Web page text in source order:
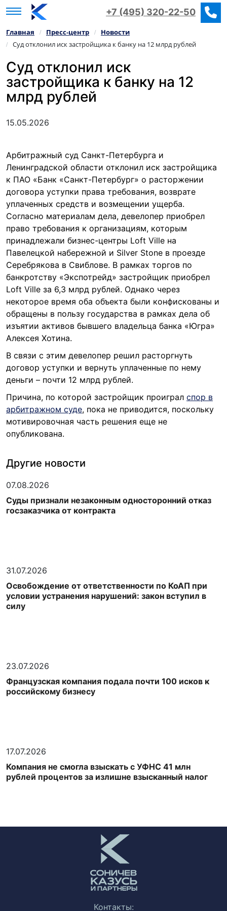
+7 (495) 320-22-50
Главная / Пресс‑центр / Новости
/ Суд отклонил иск застройщика к банку на 12 млрд рублей
Суд отклонил иск
застройщика к банку на 12
млрд рублей
15.05.2026
Арбитражный суд Санкт-Петербурга и
Ленинградской области отклонил иск застройщика
к ПАО «Банк «Санкт-Петербург» о расторжении
договора уступки права требования, возврате
уплаченных средств и возмещении ущерба.
Согласно материалам дела, девелопер приобрел
право требования к организациям, которым
принадлежали бизнес-центры Loft Ville на
Павелецкой набережной и Silver Stone в проезде
Серебрякова в Свиблове. В рамках торгов по
банкротству «Экспотрейд» застройщик приобрел
Loft Ville за 6,3 млрд рублей. Однако через
некоторое время оба объекта были конфискованы и
обращены в пользу государства в рамках дела об
изъятии активов бывшего владельца банка «Югра»
Алексея Хотина.
В связи с этим девелопер решил расторгнуть
договор уступки и вернуть уплаченные по нему
деньги – почти 12 млрд рублей.
Причина, по которой застройщик проиграл спор в
арбитражном суде, пока не приводится, поскольку
мотивировочная часть решения еще не
опубликована.
Другие новости
07.08.2026
Суды признали незаконным односторонний отказ
госзаказчика от контракта
31.07.2026
Освобождение от ответственности по КоАП при
условии устранения нарушений: закон вступил в
силу
23.07.2026
Французская компания подала почти 100 исков к
российскому бизнесу
17.07.2026
Компания не смогла взыскать с УФНС 41 млн
рублей процентов за излишне взысканный налог
Контакты: